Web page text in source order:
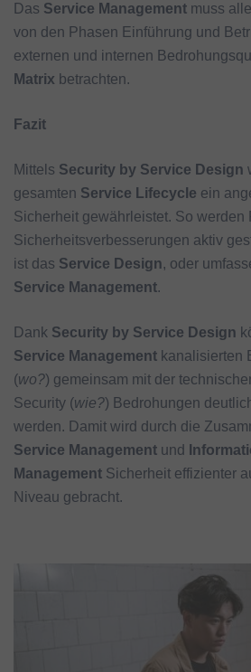
Das Service Management muss
von den Phasen Einführung und
externen und internen
Matrix betrachten.
Fazit
Mittels Security by Service Design
gesamten Service Lifecycle ein
Sicherheit gewährleistet. So werden
Sicherheitsverbesserungen aktiv
ist das Service Design, oder
Service Management.
Dank Security by Service Design
Service Management kanalisierten
(wo?) gemeinsam mit der
Security (wie?) Bedrohungen
werden. Damit wird durch die
Service Management und
Management Sicherheit effizienter
Niveau gebracht.